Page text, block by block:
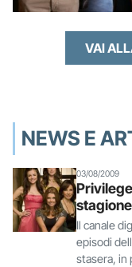
VAI
NEWS E
03/08/2009
Il canale
episodi
stasera, in